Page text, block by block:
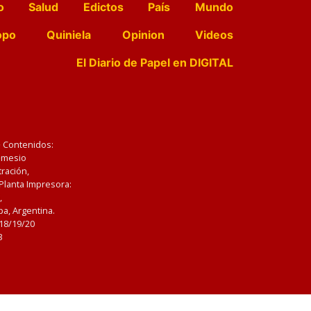
Salud Edictos País
Mundo
Quiniela Opinion
Videos
El Diario de Papel en DIGITAL
Impresora:
Argentina.
19/20